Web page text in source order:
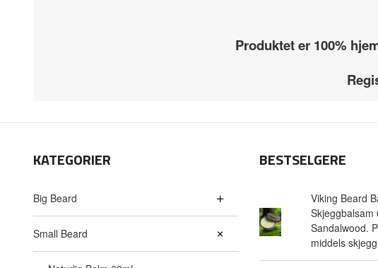
Produktet er 100%
KATEGORIER
Big Beard
Small Beard
BESTSELGERE
Viking Beard
Skjeggbalsam
Sandalwood.
middels skjegg